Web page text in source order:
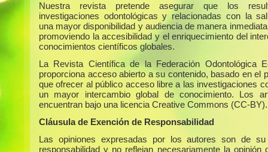
Nuestra revista pretende asegurar que los
investigaciones odontológicas y relacionadas con la
una mayor disponibilidad y audiencia de manera
promoviendo la accesibilidad y el enriquecimiento del
conocimientos científicos globales.
La Revista Científica de la Federación Odontológica
proporciona acceso abierto a su contenido, basado en el
que ofrecer al público acceso libre a las investigaciones
un mayor intercambio global de conocimiento. Los
encuentran bajo una licencia Creative Commons (CC-BY).
Cláusula de Exención de Responsabilidad
Las opiniones expresadas por los autores son de su
responsabilidad y no reflejan necesariamente la opinión